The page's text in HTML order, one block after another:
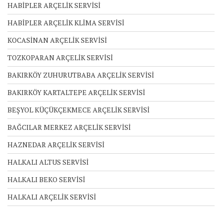
HABİPLER ARÇELİK SERVİSİ
HABİPLER ARÇELİK KLİMA SERVİSİ
KOCASİNAN ARÇELİK SERVİSİ
TOZKOPARAN ARÇELİK SERVİSİ
BAKIRKÖY ZUHURUTBABA ARÇELİK SERVİSİ
BAKIRKÖY KARTALTEPE ARÇELİK SERVİSİ
BEŞYOL KÜÇÜKÇEKMECE ARÇELİK SERVİSİ
BAĞCILAR MERKEZ ARÇELİK SERVİSİ
HAZNEDAR ARÇELİK SERVİSİ
HALKALI ALTUS SERVİSİ
HALKALI BEKO SERVİSİ
HALKALI ARÇELİK SERVİSİ